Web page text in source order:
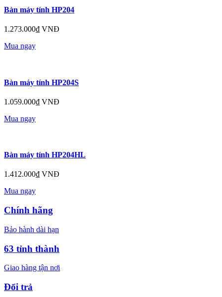
Bàn máy tính HP204
1.273.000₫ VNĐ
Mua ngay
Bàn máy tính HP204S
1.059.000₫ VNĐ
Mua ngay
Bàn máy tính HP204HL
1.412.000₫ VNĐ
Mua ngay
Chính hãng
Bảo hành dài hạn
63 tỉnh thành
Giao hàng tận nơi
Đổi trả